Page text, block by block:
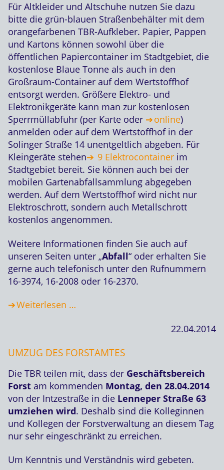
Für Altkleider und Altschuhe nutzen Sie dazu
bitte die grün-blauen Straßenbehälter mit dem
orangefarbenen TBR-Aufkleber. Papier, Pappen
und Kartons können sowohl über die
öffentlichen Papiercontainer im Stadtgebiet, die
kostenlose Blaue Tonne als auch in den
Großraum-Container auf dem Wertstoffhof
entsorgt werden. Größere Elektro- und
Elektronikgeräte kann man zur kostenlosen
Sperrmüllabfuhr (per Karte oder
online)
anmelden oder auf dem Wertstoffhof in der
Solinger Straße 14 unentgeltlich abgeben. Für
Kleingeräte stehen
9 Elektrocontainer im
Stadtgebiet bereit. Sie können auch bei der
mobilen Gartenabfallsammlung abgegeben
werden. Auf dem Wertstoffhof wird nicht nur
Elektroschrott, sondern auch Metallschrott
kostenlos angenommen.
Weitere Informationen finden Sie auch auf
unseren Seiten unter „Abfall“ oder erhalten Sie
gerne auch telefonisch unter den Rufnummern
16-3974, 16-2008 oder 16-2370.
Weiterlesen …
22.04.2014
UMZUG DES FORSTAMTES
Die TBR teilen mit, dass der Geschäftsbereich
Forst am kommenden Montag, den 28.04.2014
von der Intzestraße in die Lenneper Straße 63
umziehen wird. Deshalb sind die Kolleginnen
und Kollegen der Forstverwaltung an diesem Tag
nur sehr eingeschränkt zu erreichen.
Um Kenntnis und Verständnis wird gebeten.